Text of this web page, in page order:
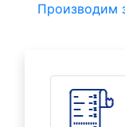
Производим